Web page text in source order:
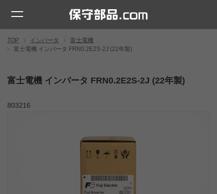
TOP インバータ
富士電機
富士電機 インバータ FRN0.2E2S-2J (22年製)
富士電機 インバータ FRN0.2E2S-2J (22年製)
803216